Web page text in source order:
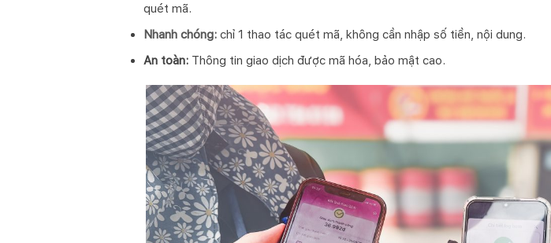
quét mã.
Nhanh chóng: chỉ 1 thao tác quét mã, không cần nhập số tiền, nội dung.
An toàn: Thông tin giao dịch được mã hóa, bảo mật cao.